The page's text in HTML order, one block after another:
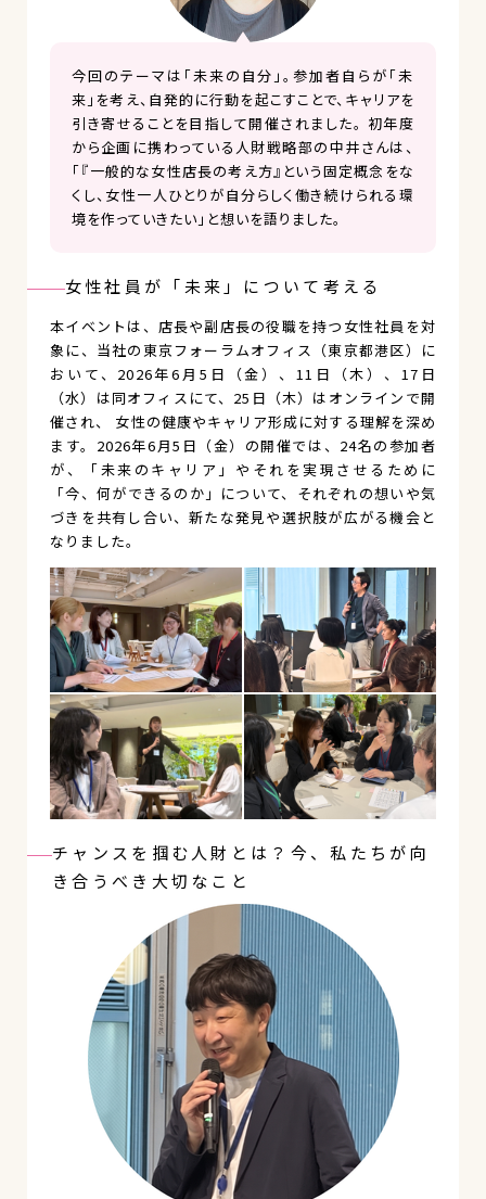
今回のテーマは「未来の自分」。参加者自らが「未
来」を考え、自発的に行動を起こすことで、キャリアを
引き寄せることを目指して開催されました。 初年度
から企画に携わっている人財戦略部の中井さんは、
「『一般的な女性店長の考え方』という固定概念をな
くし、女性一人ひとりが自分らしく働き続けられる環
境を作っていきたい」と想いを語りました。
女性社員が「未来」について考える
本イベントは、店長や副店長の役職を持つ女性社員を対
象に、当社の東京フォーラムオフィス（東京都港区）に
おいて、2026年6月5日（金）、11日（木）、17日
（水）は同オフィスにて、25日（木）はオンラインで開
催され、 女性の健康やキャリア形成に対する理解を深め
ます。2026年6月5日（金）の開催では、24名の参加者
が、「未来のキャリア」やそれを実現させるために
「今、何ができるのか」について、それぞれの想いや気
づきを共有し合い、新たな発見や選択肢が広がる機会と
なりました。
チャンスを掴む人財とは？今、私たちが向
き合うべき大切なこと